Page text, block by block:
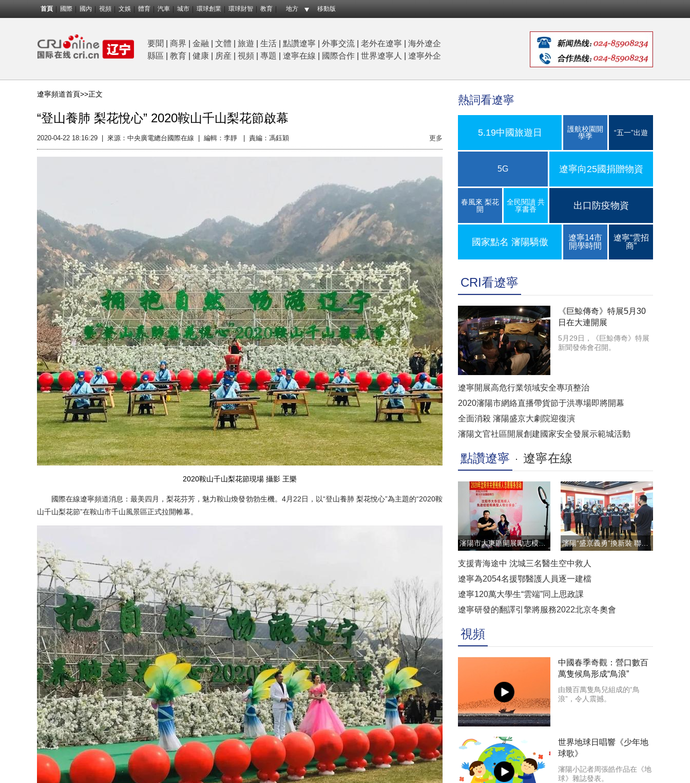
首頁 國際 國內 視頻 文娛 體育 汽車 城市 環球創業 環球財智 教育 地方 移動版
要聞 商界 金融 文體 旅遊 生活 點讚遼寧 外事交流 老外在遼寧
海外遼企
縣區
教育 健康 房産 視頻 專題 遼寧在線 國際合作 世界遼寧人 遼寧外企
遼寧頻道首頁>>正文
“登山養肺 梨花悅心” 2020鞍山千山梨花節啟幕
2020-04-22 18:16:29 來源：中央廣電總台國際在線 編輯：李靜 | 責編：馮鈺穎 更多
2020鞍山千山梨花節現場 攝影 王樂
國際在線遼寧頻道消息：最美四月，梨花芬芳，魅力鞍山煥發勃勃生機。4月22日，以“登山養肺 梨花悅心”為主題的“2020鞍
山千山梨花節”在鞍山市千山風景區正式拉開帷幕。
熱詞看遼寧
5.19中國旅遊日
護航校園開
學季
“五一”出遊
5G 遼寧向25國捐贈物資
春風來 梨花
開
全民閱讀 共
享書香
出口防疫物資
國家點名 瀋陽驕傲
遼寧14市
開學時間
遼寧“雲招
商”
CRI看遼寧
《巨鯨傳奇》特展5月30
日在大連開展
5月29日，《巨鯨傳奇》特展
新聞發佈會召開。
遼寧開展高危行業領域安全專項整治
2020瀋陽市網絡直播帶貨節于洪專場即將開幕
全面消殺 瀋陽盛京大劇院迎復演
瀋陽文官社區開展創建國家安全發展示範城活動
點讚遼寧 遼寧在線
瀋陽市大東區開展勵志模範雲直播訪談活動
支援青海途中 沈城三名醫生空中救人
遼寧為2054名援鄂醫護人員逐一建檔
遼寧120萬大學生“雲端”同上思政課
遼寧研發的翻譯引擎將服務2022北京冬奧會
視頻
中國春季奇觀：營口數百
萬隻候鳥形成“鳥浪”
由幾百萬隻鳥兒組成的“鳥
浪”，令人震撼。
世界地球日唱響《少年地
球歌》
瀋陽小記者周張皓作品在《地
球》雜誌發表。